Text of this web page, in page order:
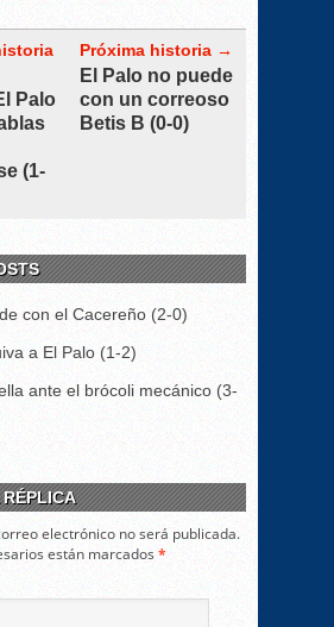
Palo
(1-
Próxima historia →
El Palo no puede
con un correoso
Betis B (0-0)
con el Cacereño (2-0)
a El Palo (1-2)
ante el brócoli mecánico (3-
RÉPLICA
electrónico no será publicada.
están marcados *